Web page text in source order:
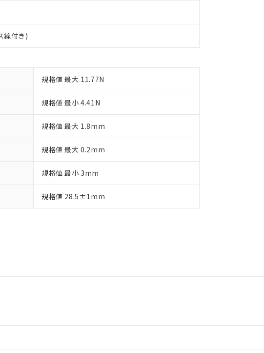
線付き)
規格値 最大 11.77N
規格値 最小 4.41N
規格値 最大 1.8mm
規格値 最大 0.2mm
規格値 最小 3mm
規格値 28.5±1mm
しております。